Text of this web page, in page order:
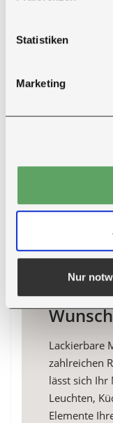
Statistiken
Marketing
Nur
aus.“
Lackierbare
zahlreichen
lässt sich Ihr
Leuchten,
Elemente